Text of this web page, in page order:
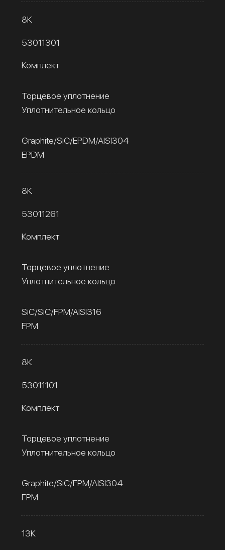
8К
53011301
Комплект
Торцевое уплотнение
Уплотнительное кольцо
Graphite/SiC/EPDM/AISI304
EPDM
8К
53011261
Комплект
Торцевое уплотнение
Уплотнительное кольцо
SiC/SiC/FPM/AISI316
FPM
8К
53011101
Комплект
Торцевое уплотнение
Уплотнительное кольцо
Graphite/SiC/FPM/AISI304
FPM
13К